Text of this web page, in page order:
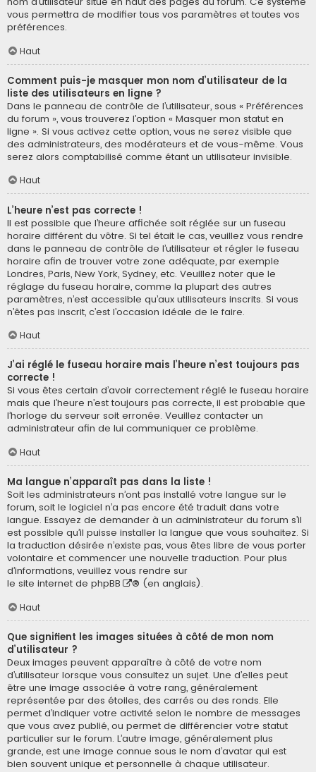
vous permettra de modifier tous vos paramètres et toutes vos
préférences.
Haut
Comment puis-je masquer mon nom d’utilisateur de la
liste des utilisateurs en ligne ?
Dans le panneau de contrôle de l’utilisateur, sous « Préférences
du forum », vous trouverez l’option « Masquer mon statut en
ligne ». Si vous activez cette option, vous ne serez visible que
des administrateurs, des modérateurs et de vous-même. Vous
serez alors comptabilisé comme étant un utilisateur invisible.
Haut
L’heure n’est pas correcte !
Il est possible que l’heure affichée soit réglée sur un fuseau
horaire différent du vôtre. Si tel était le cas, veuillez vous rendre
dans le panneau de contrôle de l’utilisateur et régler le fuseau
horaire afin de trouver votre zone adéquate, par exemple
Londres, Paris, New York, Sydney, etc. Veuillez noter que le
réglage du fuseau horaire, comme la plupart des autres
paramètres, n’est accessible qu’aux utilisateurs inscrits. Si vous
n’êtes pas inscrit, c’est l’occasion idéale de le faire.
Haut
J’ai réglé le fuseau horaire mais l’heure n’est toujours pas
correcte !
Si vous êtes certain d’avoir correctement réglé le fuseau horaire
mais que l’heure n’est toujours pas correcte, il est probable que
l’horloge du serveur soit erronée. Veuillez contacter un
administrateur afin de lui communiquer ce problème.
Haut
Ma langue n’apparaît pas dans la liste !
Soit les administrateurs n’ont pas installé votre langue sur le
forum, soit le logiciel n’a pas encore été traduit dans votre
langue. Essayez de demander à un administrateur du forum s’il
est possible qu’il puisse installer la langue que vous souhaitez. Si
la traduction désirée n’existe pas, vous êtes libre de vous porter
volontaire et commencer une nouvelle traduction. Pour plus
d’informations, veuillez vous rendre sur
le site internet de phpBB
® (en anglais).
Haut
Que signifient les images situées à côté de mon nom
d’utilisateur ?
Deux images peuvent apparaître à côté de votre nom
d’utilisateur lorsque vous consultez un sujet. Une d’elles peut
être une image associée à votre rang, généralement
représentée par des étoiles, des carrés ou des ronds. Elle
permet d’indiquer votre activité selon le nombre de messages
que vous avez publié, ou permet de différencier votre statut
particulier sur le forum. L’autre image, généralement plus
grande, est une image connue sous le nom d’avatar qui est
bien souvent unique et personnelle à chaque utilisateur.